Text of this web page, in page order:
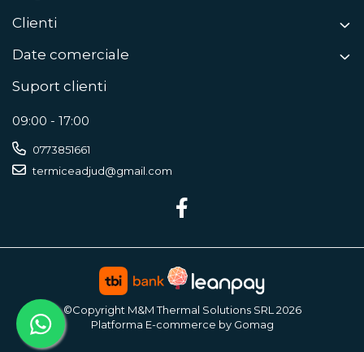
Clienti
Date comerciale
Suport clienti
09:00 - 17:00
0773851661
termiceadjud@gmail.com
©Copyright M&M Thermal Solutions SRL 2026
Platforma E-commerce by Gomag